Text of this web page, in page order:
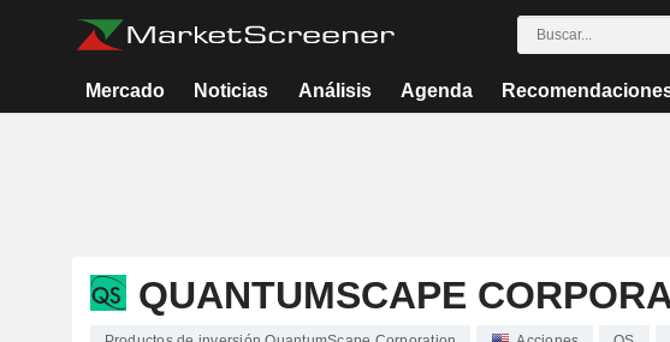
Mercado Noticias Análisis Agenda
QUANTUMSCAPE